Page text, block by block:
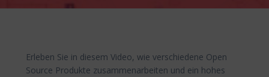
Erleben Sie in diesem Video, wie verschiedene Open
Source Produkte zusammenarbeiten und ein hohes